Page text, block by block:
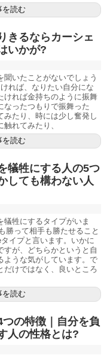
を読む
きるならカーシェ
いかが?
聞いたことがないでしょう
れば、なりたい自分にな
ければ金持ちのように振舞
なったつもりで振舞った
みたり、時には少し奮発し
れてみたり、
を読む
犠牲にする人の5つ
しても構わない人
犠牲にするタイプがいま
勝って相手も勝たせること
イプと言います。いかに
すが、どちらかというと自
ような気がしています。で
だけではなく、良いところ
を読む
の特徴｜自分を負
人の性格とは?